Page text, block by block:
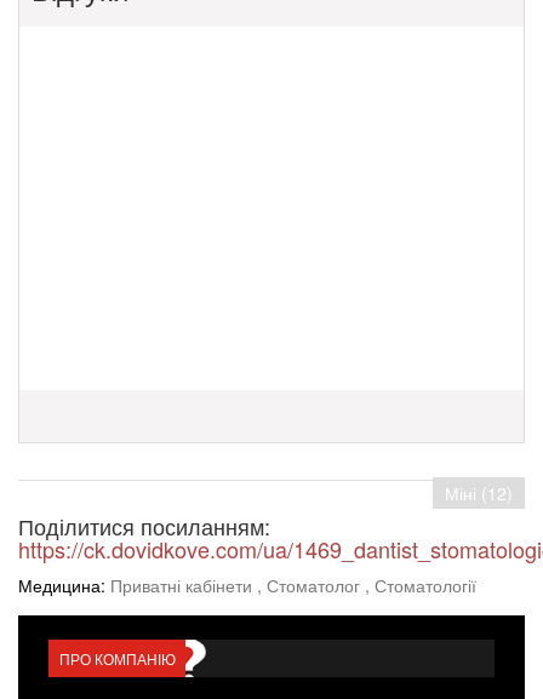
Міні (12)
Поділитися посиланням:
https://ck.dovidkove.com/ua/
Медицина: Приватні кабінети , Стоматолог , Стоматології
ПРО КОМПАНІЮ